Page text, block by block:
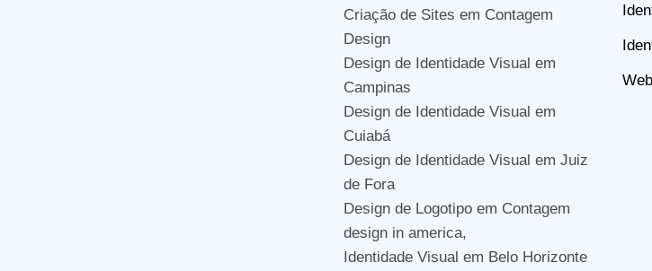
Criação de Sites em Contagem
Design
Design de Identidade Visual em
Campinas
Design de Identidade Visual em
Cuiabá
Design de Identidade Visual em Juiz
de Fora
Design de Logotipo em Contagem
design in america,
Identidade Visual em Belo Horizonte